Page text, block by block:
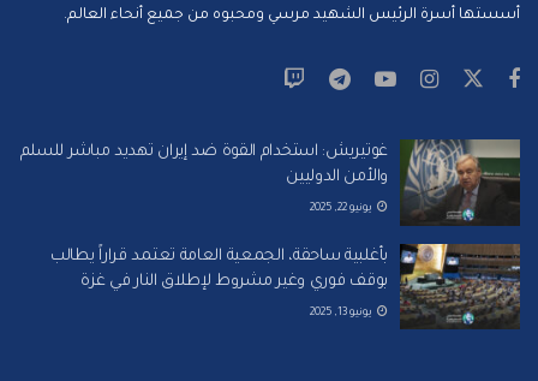
أسستها أسرة الرئيس الشهيد مرسي ومحبوه من جميع أنحاء العالم.
غوتيريش: استخدام القوة ضد إيران تهديد مباشر للسلم
والأمن الدوليين
يونيو 22, 2025
بأغلبية ساحقة، الجمعية العامة تعتمد قراراً يطالب
بوقف فوري وغير مشروط لإطلاق النار في غزة
يونيو 13, 2025